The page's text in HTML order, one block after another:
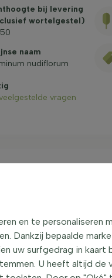
bij levering
wortelgestel)
naam
nudiflorum
vragen
met een klimmende
en is ideaal voor
groen van kleur en
en
en te personaliseren
Dankzij bepaalde
uw surfgedrag in kaart
U heeft altijd de